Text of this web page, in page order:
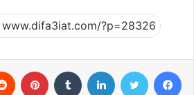
فيسبوك تويتر لينكدإن